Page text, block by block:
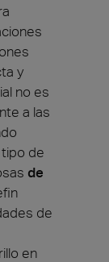
y
no es
a las
de
de
de
en